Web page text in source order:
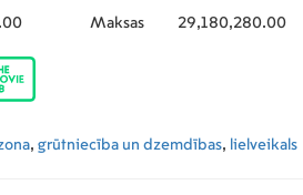
Maksas 29,180,280.00
, grūtniecība un dzemdības, lielveikals